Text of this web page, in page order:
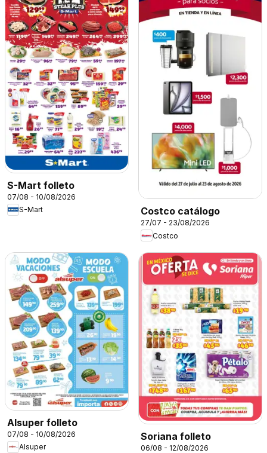
S-Mart folleto
07/08 - 10/08/2026
S-Mart
Costco catálogo
27/07 - 23/08/2026
Costco
Alsuper folleto
07/08 - 10/08/2026
Alsuper
Soriana folleto
06/08 - 12/08/2026